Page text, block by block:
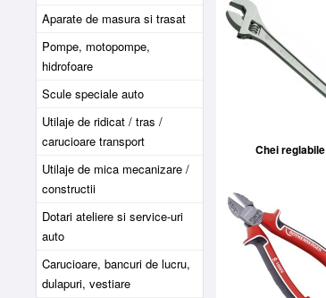
Aparate de masura si trasat
Pompe, motopompe,
hidrofoare
Scule speciale auto
Utilaje de ridicat / tras /
carucioare transport
Utilaje de mica mecanizare /
constructii
Dotari ateliere si service-uri
auto
Carucioare, bancuri de lucru,
dulapuri, vestiare
Chei reglabile